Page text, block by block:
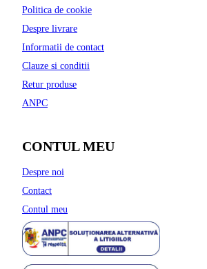
Politica de cookie
Despre livrare
Informatii de contact
Clauze si conditii
Retur produse
ANPC
CONTUL MEU
Despre noi
Contact
Contul meu